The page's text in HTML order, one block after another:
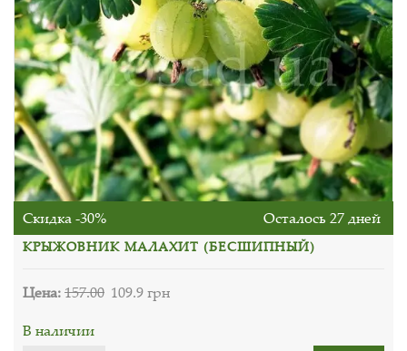
Скидка -30% Осталось 27 дней
КРЫЖОВНИК МАЛАХИТ (БЕСШИПНЫЙ)
Цена:157.00 109.9 грн
В наличии